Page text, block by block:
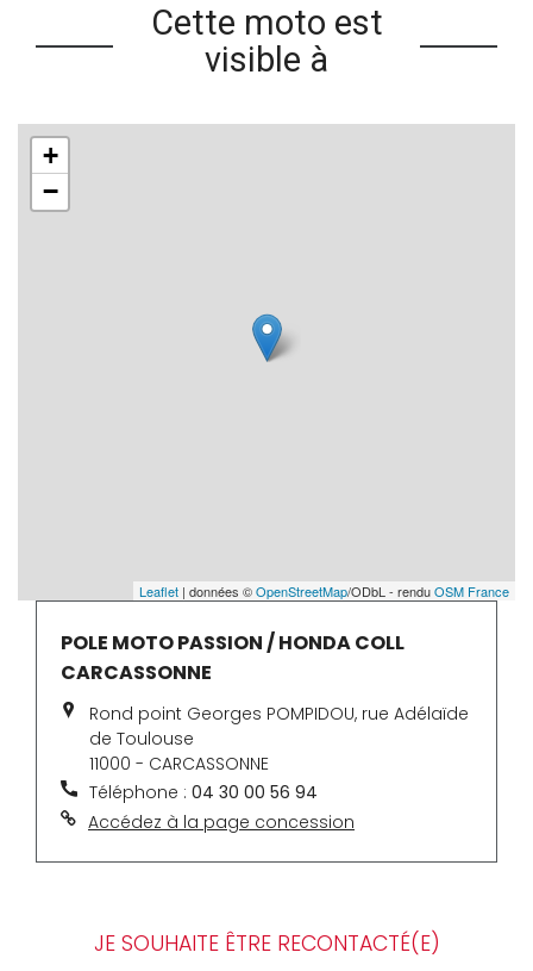
Cette moto est
visible à
+
−
Leaflet | données ©OpenStreetMap/ODbL - renduOSM France
POLE MOTO PASSION / HONDA COLL
CARCASSONNE
Rond point Georges POMPIDOU, rue Adélaïde
de Toulouse
11000 - CARCASSONNE
Téléphone : 04 30 00 56 94
Accédez à la page concession
JE SOUHAITE ÊTRE RECONTACTÉ(E)